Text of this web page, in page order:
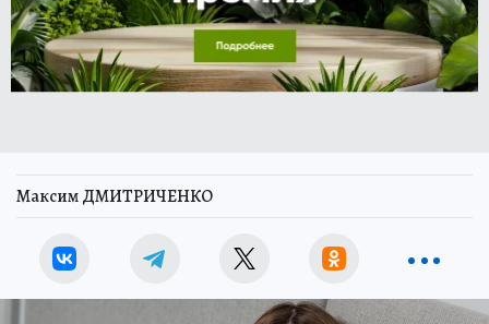
Максим ДМИТРИЧЕНКО